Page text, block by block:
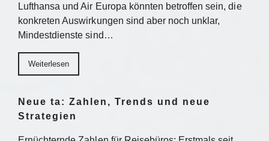
Lufthansa und Air Europa könnten betroffen sein, die
konkreten Auswirkungen sind aber noch unklar,
Mindestdienste sind…
Weiterlesen
Neue ta: Zahlen, Trends und neue
Strategien